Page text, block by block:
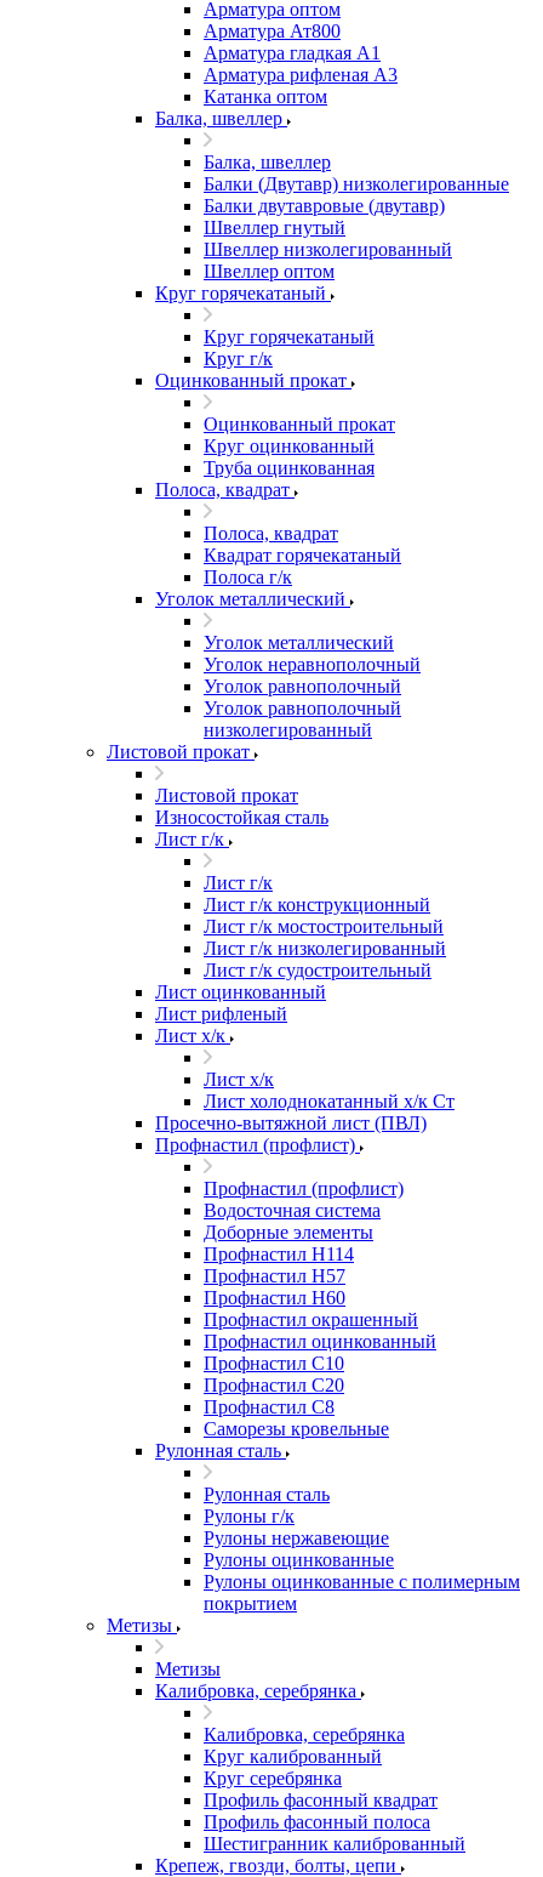
Арматура оптом
Арматура Ат800
Арматура гладкая А1
Арматура рифленая А3
Катанка оптом
Балка, швеллер
Балка, швеллер
Балки (Двутавр) низколегированные
Балки двутавровые (двутавр)
Швеллер гнутый
Швеллер низколегированный
Швеллер оптом
Круг горячекатаный
Круг горячекатаный
Круг г/к
Оцинкованный прокат
Оцинкованный прокат
Круг оцинкованный
Труба оцинкованная
Полоса, квадрат
Полоса, квадрат
Квадрат горячекатаный
Полоса г/к
Уголок металлический
Уголок металлический
Уголок неравнополочный
Уголок равнополочный
Уголок равнополочный
низколегированный
Листовой прокат
Листовой прокат
Износостойкая сталь
Лист г/к
Лист г/к
Лист г/к конструкционный
Лист г/к мостостроительный
Лист г/к низколегированный
Лист г/к судостроительный
Лист оцинкованный
Лист рифленый
Лист х/к
Лист х/к
Лист холоднокатанный х/к Ст
Просечно-вытяжной лист (ПВЛ)
Профнастил (профлист)
Профнастил (профлист)
Водосточная система
Доборные элементы
Профнастил Н114
Профнастил Н57
Профнастил Н60
Профнастил окрашенный
Профнастил оцинкованный
Профнастил С10
Профнастил С20
Профнастил С8
Саморезы кровельные
Рулонная сталь
Рулонная сталь
Рулоны г/к
Рулоны нержавеющие
Рулоны оцинкованные
Рулоны оцинкованные с полимерным
покрытием
Метизы
Метизы
Калибровка, серебрянка
Калибровка, серебрянка
Круг калиброванный
Круг серебрянка
Профиль фасонный квадрат
Профиль фасонный полоса
Шестигранник калиброванный
Крепеж, гвозди, болты, цепи